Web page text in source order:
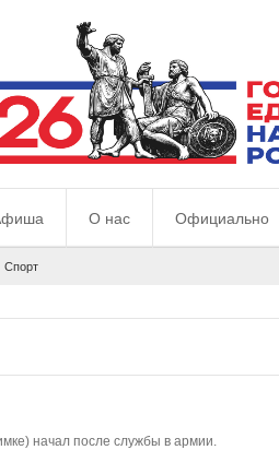
О нас Официально
Спорт
начал после службы в армии.